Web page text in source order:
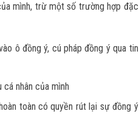
mình, trừ một số trường hợp đặc
ô đồng ý, cú pháp đồng ý qua tin
nhân của mình
toàn có quyền rút lại sự đồng ý